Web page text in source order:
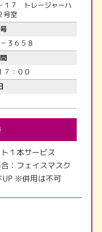
１７ トレージャーハ
号室
３６５８
７：００
１本サービス
：フェイスマスク
UP ※併用は不可